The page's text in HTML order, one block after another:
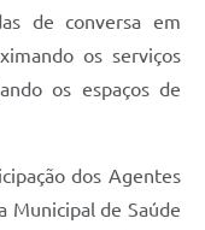
de conversa em
os serviços
os espaços de
dos Agentes
Municipal de Saúde